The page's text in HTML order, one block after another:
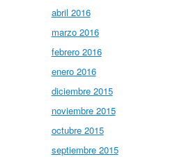
abril 2016
marzo 2016
febrero 2016
enero 2016
diciembre 2015
noviembre 2015
octubre 2015
septiembre 2015